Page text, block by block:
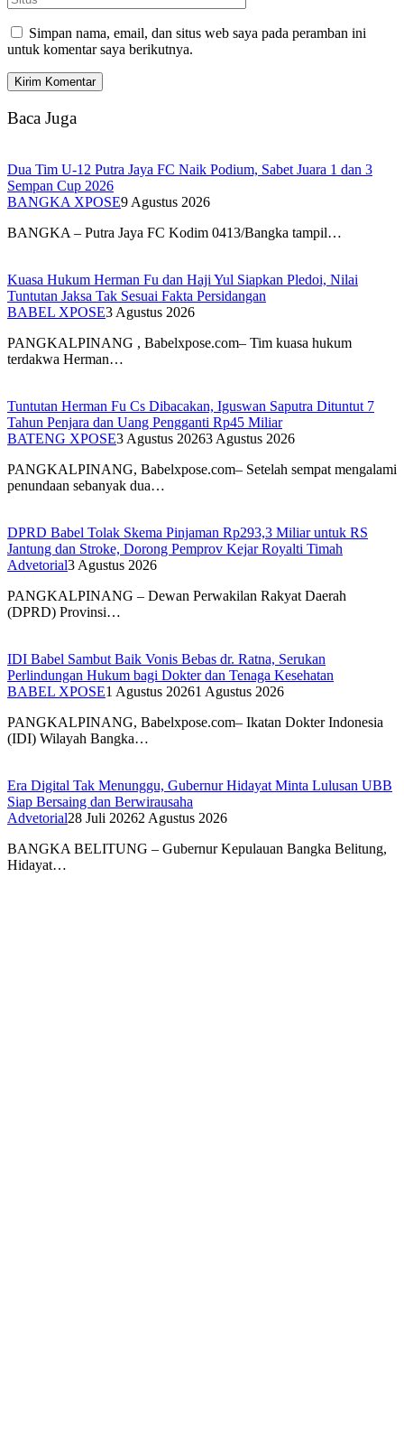
Simpan nama, email, dan situs web saya pada peramban ini
untuk komentar saya berikutnya.
Baca Juga
Dua Tim U-12 Putra Jaya FC Naik Podium, Sabet Juara 1 dan 3
Sempan Cup 2026
BANGKA XPOSE9 Agustus 2026
BANGKA – Putra Jaya FC Kodim 0413/Bangka tampil…
Kuasa Hukum Herman Fu dan Haji Yul Siapkan Pledoi, Nilai
Tuntutan Jaksa Tak Sesuai Fakta Persidangan
BABEL XPOSE3 Agustus 2026
PANGKALPINANG , Babelxpose.com– Tim kuasa hukum
terdakwa Herman…
Tuntutan Herman Fu Cs Dibacakan, Iguswan Saputra Dituntut 7
Tahun Penjara dan Uang Pengganti Rp45 Miliar
BATENG XPOSE3 Agustus 20263 Agustus 2026
PANGKALPINANG, Babelxpose.com– Setelah sempat mengalami
penundaan sebanyak dua…
DPRD Babel Tolak Skema Pinjaman Rp293,3 Miliar untuk RS
Jantung dan Stroke, Dorong Pemprov Kejar Royalti Timah
Advetorial3 Agustus 2026
PANGKALPINANG – Dewan Perwakilan Rakyat Daerah
(DPRD) Provinsi…
IDI Babel Sambut Baik Vonis Bebas dr. Ratna, Serukan
Perlindungan Hukum bagi Dokter dan Tenaga Kesehatan
BABEL XPOSE1 Agustus 20261 Agustus 2026
PANGKALPINANG, Babelxpose.com– Ikatan Dokter Indonesia
(IDI) Wilayah Bangka…
Era Digital Tak Menunggu, Gubernur Hidayat Minta Lulusan UBB
Siap Bersaing dan Berwirausaha
Advetorial28 Juli 20262 Agustus 2026
BANGKA BELITUNG – Gubernur Kepulauan Bangka Belitung,
Hidayat…